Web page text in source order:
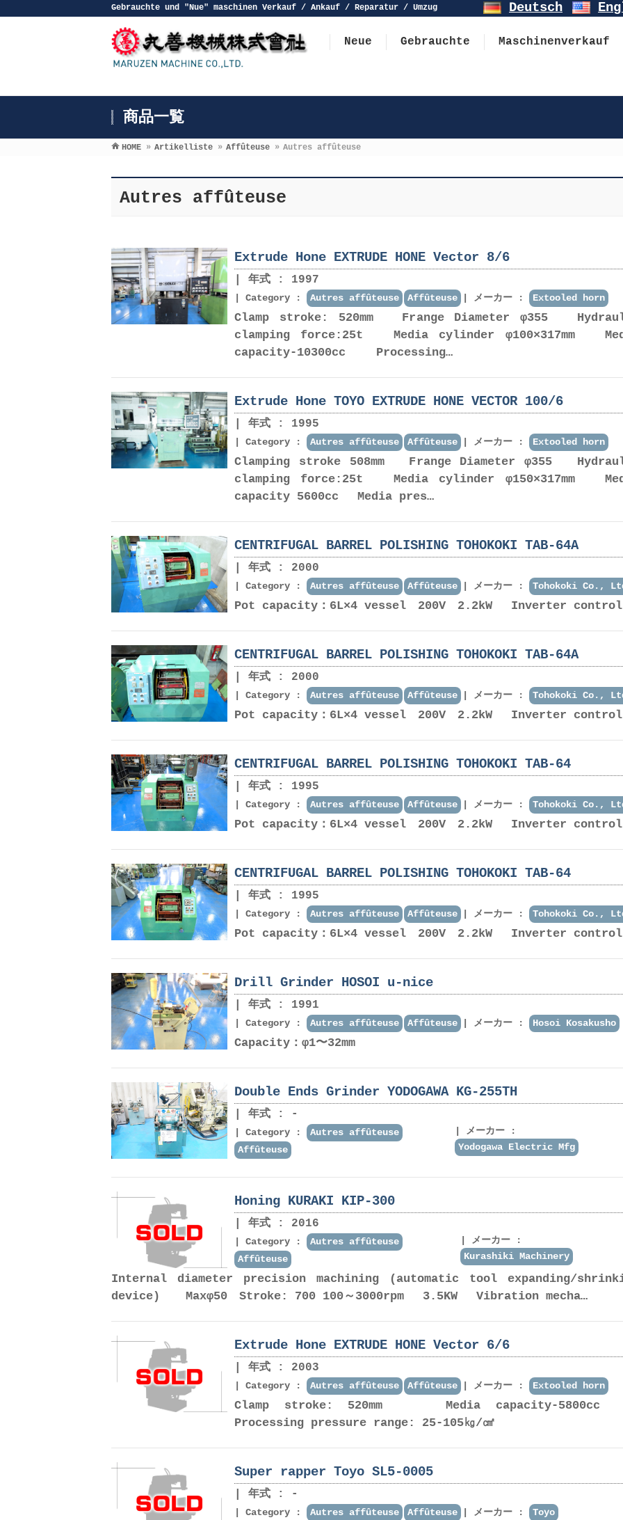
Gebrauchte und ″Nue″ maschinen Verkauf / Ankauf / Reparatur / Umzug Deutsch
Neue Gebrauchte Maschinenverkauf
商品一覧
HOME » Artikelliste » Affûteuse » Autres affûteuse
Autres affûteuse
Extrude Hone EXTRUDE HONE Vector 8/6
年式 : 1997
Category : Autres affûteuse Affûteuse メーカー : Extooled horn
Clamp stroke: 520mm Frange Diameter φ355
clamping force:25t Media cylinder φ100×317mm
capacity-10300cc Processing…
Extrude Hone TOYO EXTRUDE HONE VECTOR 100/6
年式 : 1995
Category : Autres affûteuse Affûteuse メーカー : Extooled horn
Clamping stroke 508mm Frange Diameter φ355
clamping force:25t Media cylinder φ150×317mm
capacity 5600cc Media pres…
CENTRIFUGAL BARREL POLISHING TOHOKOKI TAB-64A
年式 : 2000
Category : Autres affûteuse Affûteuse メーカー : Tohokoki Co.,
Pot capacity：6L×4 vessel 200V 2.2kW Inverter control
CENTRIFUGAL BARREL POLISHING TOHOKOKI TAB-64A
年式 : 2000
Category : Autres affûteuse Affûteuse メーカー : Tohokoki Co.,
Pot capacity：6L×4 vessel 200V 2.2kW Inverter control
CENTRIFUGAL BARREL POLISHING TOHOKOKI TAB-64
年式 : 1995
Category : Autres affûteuse Affûteuse メーカー : Tohokoki Co.,
Pot capacity：6L×4 vessel 200V 2.2kW Inverter control
CENTRIFUGAL BARREL POLISHING TOHOKOKI TAB-64
年式 : 1995
Category : Autres affûteuse Affûteuse メーカー : Tohokoki Co.,
Pot capacity：6L×4 vessel 200V 2.2kW Inverter control
Drill Grinder HOSOI u-nice
年式 : 1991
Category : Autres affûteuse Affûteuse メーカー : Hosoi Kosakusho
Capacity：φ1〜32mm
Double Ends Grinder YODOGAWA KG-255TH
年式 : -
Category :
Autres affûteuse
Affûteuse
メーカー :
Yodogawa Electric Mfg
Honing KURAKI KIP-300
年式 : 2016
Category :
Autres affûteuse
Affûteuse
メーカー :
Kurashiki Machinery
Internal diameter precision machining (automatic tool expanding/
device) Maxφ50 Stroke: 700 100～3000rpm 3.5KW Vibration mecha…
Extrude Hone EXTRUDE HONE Vector 6/6
年式 : 2003
Category : Autres affûteuse Affûteuse メーカー : Extooled horn
Clamp stroke: 520mm Media capacity-
Processing pressure range: 25-105㎏/㎠
Super rapper Toyo SL5-0005
年式 : -
Category : Autres affûteuse Affûteuse メーカー : Toyo